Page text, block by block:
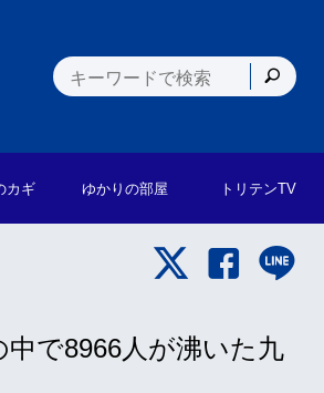
カギ ゆかりの部屋 トリテンTV
で8966人が沸いた九